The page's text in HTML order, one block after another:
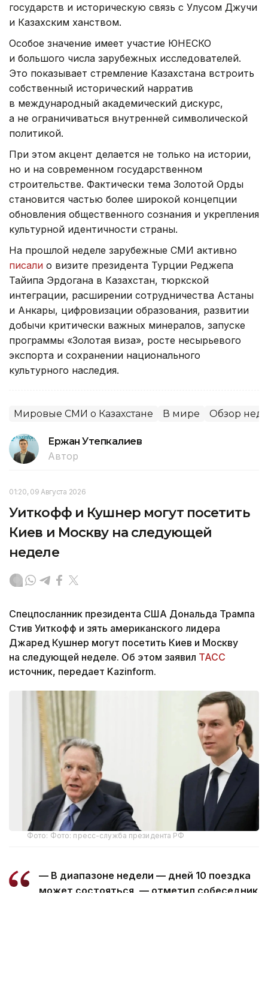
государств и историческую связь с Улусом Джучи
и Казахским ханством.
Особое значение имеет участие ЮНЕСКО
и большого числа зарубежных исследователей.
Это показывает стремление Казахстана встроить
собственный исторический нарратив
в международный академический дискурс,
а не ограничиваться внутренней символической
политикой.
При этом акцент делается не только на истории,
но и на современном государственном
строительстве. Фактически тема Золотой Орды
становится частью более широкой концепции
обновления общественного сознания и укрепления
культурной идентичности страны.
На прошлой неделе зарубежные СМИ активно
писали о визите президента Турции Реджепа
Тайипа Эрдогана в Казахстан, тюркской
интеграции, расширении сотрудничества Астаны
и Анкары, цифровизации образования, развитии
добычи критически важных минералов, запуске
программы «Золотая виза», росте несырьевого
экспорта и сохранении национального
культурного наследия.
Мировые СМИ о Казахстане В мире Обзор
Ержан Утепкалиев
Автор
01:20, 09 Августа 2026
Уиткофф и Кушнер могут посетить
Киев и Москву на следующей
неделе
Спецпосланник президента США Дональда Трампа
Стив Уиткофф и зять американского лидера
Джаред Кушнер могут посетить Киев и Москву
на следующей неделе. Об этом заявил ТАСС
источник, передает Kazinform.
Фото: Фото: пресс-служба президента РФ
— В диапазоне недели — дней 10 поездка
может состояться, — отметил собеседник